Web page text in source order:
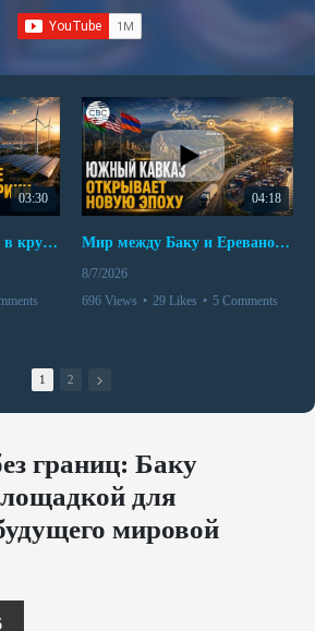
03:30
SOFAZ инвестировал в крупнейшего независимого производителя электроэнергии Перу
04:18
Мир между Баку и Ереваном запускает крупные логистические проекты
8/7/2026
696 Views • 29 Likes • 5 Comments
1 2
границ: Баку
для
мировой